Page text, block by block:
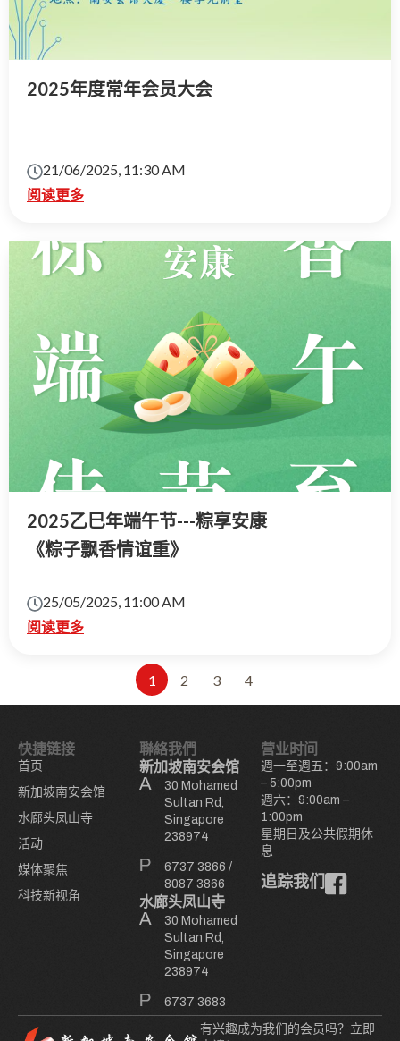
2025年度常年会员大会
21/06/2025, 11:30 AM
阅读更多
2025乙巳年端午节---粽享安康
《粽子飘香情谊重》
25/05/2025, 11:00 AM
阅读更多
1 2 3 4
快捷链接
首页
新加坡南安会馆
水廊头凤山寺
活动
媒体聚焦
科技新视角
聯絡我們
新加坡南安会馆
30 Mohamed
Sultan Rd,
Singapore
238974
6737 3866 /
8087 3866
水廊头凤山寺
30 Mohamed
Sultan Rd,
Singapore
238974
6737 3683
营业时间
週一至週五：9:00am
– 5:00pm
週六：9:00am –
1:00pm
星期日及公共假期休
息
追踪我们
有兴趣成为我们的会员吗？立即